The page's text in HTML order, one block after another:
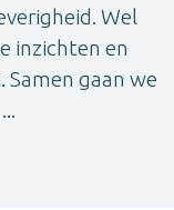
Wel
inzichten en
gaan we